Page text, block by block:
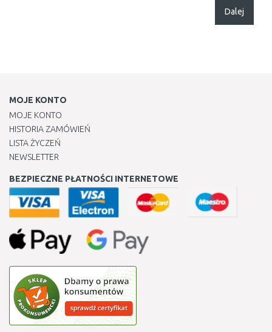
Dalej
MOJE KONTO
MOJE KONTO
HISTORIA ZAMÓWIEŃ
LISTA ŻYCZEŃ
NEWSLETTER
BEZPIECZNE PŁATNOŚCI INTERNETOWE